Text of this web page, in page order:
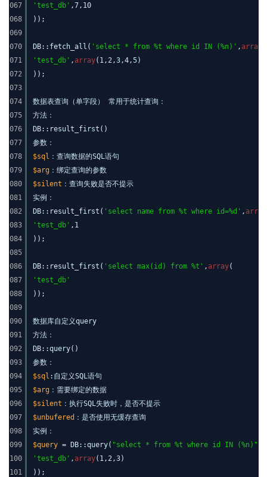
067
068
069
070
071
072
073
074
075
076
077
078
079
080
081
082
083
084
085
086
087
088
089
090
091
092
093
094
095
096
097
098
099
100
101
'test_db' ,7,10
));
DB::fetch_all( 'select * from %t where id IN (%n)' , array
'test_db' , array(1,2,3,4,5)
));
数据表查询（单字段） 常用于统计查询：
方法：
DB::result_first()
参数：
$sql ：查询数据的SQL语句
$arg ：绑定查询的参数
$silent ：查询失败是否不提示
实例：
DB::result_first( 'select name from %t where id=%d' , array
'test_db' ,1
));
DB::result_first( 'select max(id) from %t' , array(
'test_db'
));
数据库自定义query
方法：
DB::query()
参数：
$sql :自定义SQL语句
$arg ：需要绑定的数据
$silent ：执行SQL失败时，是否不提示
$unbufered ：是否使用无缓存查询
实例：
$query = DB::query( "select * from %t where id IN (%n)"
'test_db' , array(1,2,3)
));